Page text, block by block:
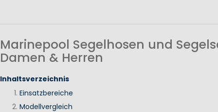
Marinepool Segelhosen und
Damen & Herren
Inhaltsverzeichnis
Einsatzbereiche
Modellvergleich